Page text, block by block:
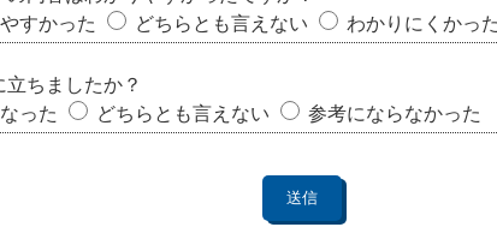
すかった
どちらとも言えない わかりにくかった
ちましたか？
った
どちらとも言えない 参考にならなかった